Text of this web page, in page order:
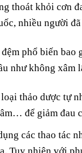
thoát khỏi cơn
nhiều người
phổ biến
như không xâm
thảo dược tự
để giảm đau
các thao tác